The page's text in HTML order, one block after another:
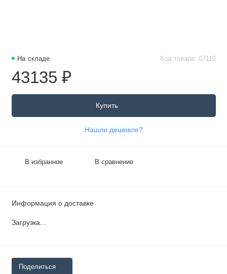
На складе Код товара: 07110
43135 ₽
Купить
Нашли дешевле?
В избранное В сравнение
Информация о доставке
Загрузка...
Поделиться